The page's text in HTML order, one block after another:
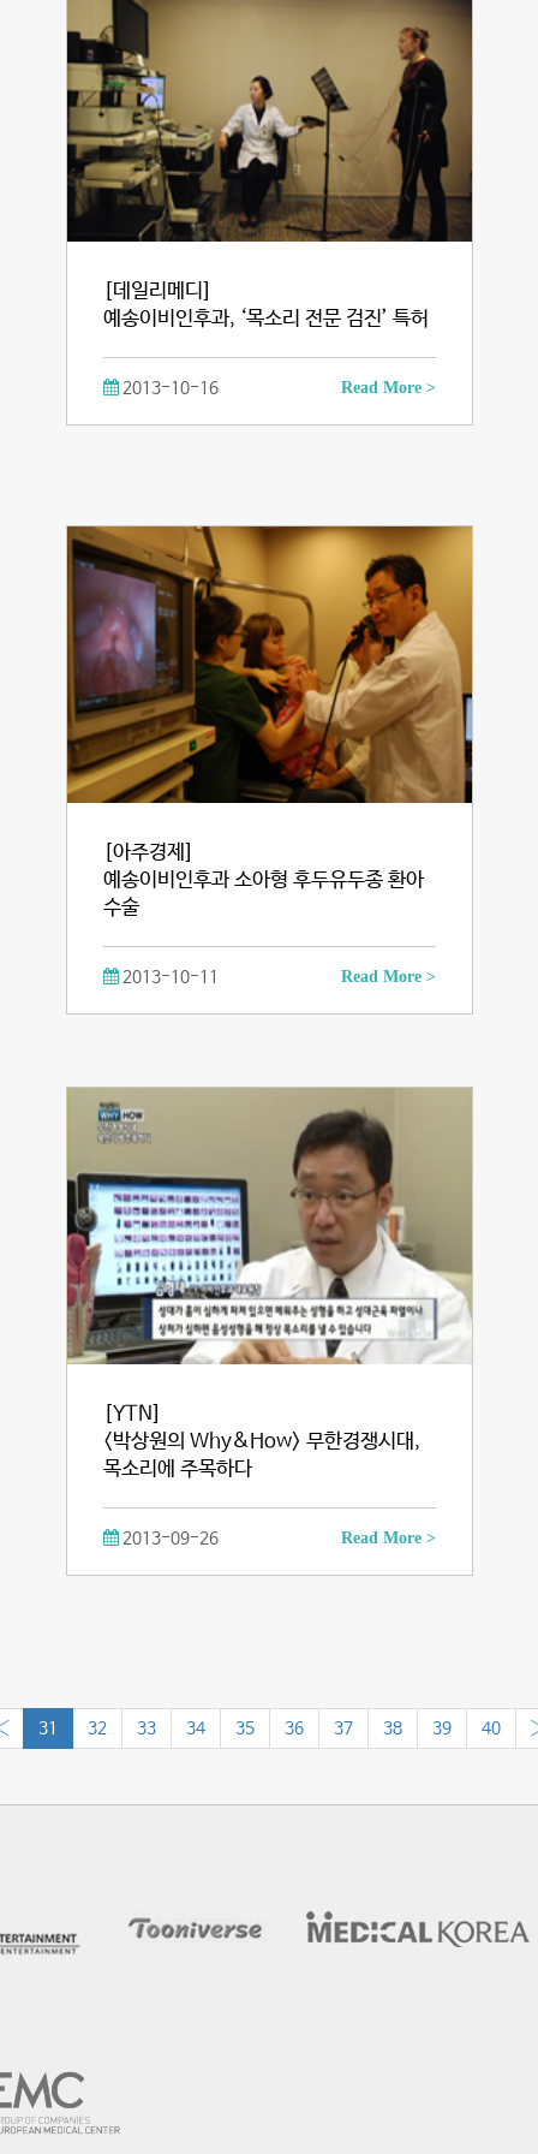
[데일리메디]
예송이비인후과, ‘목소리 전문 검진’ 특허
2013-10-16 Read More >
[아주경제]
예송이비인후과 소아형 후두유두종 환아
수술
2013-10-11 Read More >
[YTN]
<박상원의 Why&How> 무한경쟁시대,
목소리에 주목하다
2013-09-26 Read More >
31 32 33 34 35 36 37 38 39 40